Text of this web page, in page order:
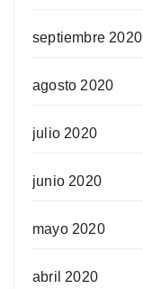
septiembre 2020
agosto 2020
julio 2020
junio 2020
mayo 2020
abril 2020